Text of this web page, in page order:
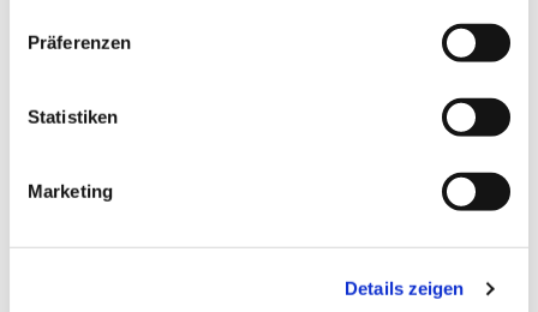
Präferenzen
Statistiken
Marketing
Details zeigen